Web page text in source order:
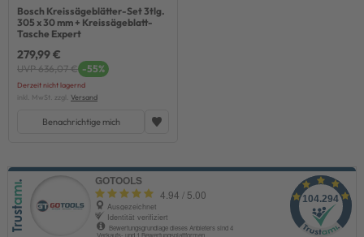
Bosch Kreissägeblätter-Set 3tlg.
305 x 30 mm + Kreissägeblatt-
Tasche Expert
279,99 €
UVP 636,07 € -55%
Derzeit nicht lagernd
inkl. MwSt. zzgl. Versand
Benachrichtige mich